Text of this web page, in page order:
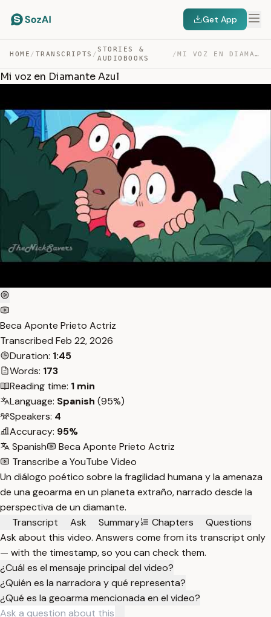
Get App
HOME / TRANSCRIPTS /
STORIES &
AUDIOBOOKS
/ MI VOZ EN DIAMANTE AZUL — TRANSCRIPT
Mi voz en Diamante Azul
Beca Aponte Prieto Actriz
Transcribed Feb 22, 2026
Duration: 1:45
Words: 173
Reading time: 1 min
Language: Spanish (95%)
Speakers: 4
Accuracy: 95%
Spanish
Beca Aponte Prieto Actriz
Transcribe a YouTube Video
Un diálogo poético sobre la fragilidad humana y la amenaza
de una geoarma en un planeta extraño, narrado desde la
perspectiva de un diamante.
Transcript
Ask Summary Chapters
Questions
Ask about this video. Answers come from its transcript only
— with the timestamp, so you can check them.
¿Cuál es el mensaje principal del video?
¿Quién es la narradora y qué representa?
¿Qué es la geoarma mencionada en el video?